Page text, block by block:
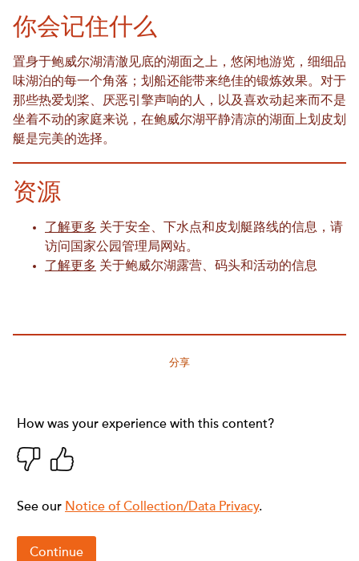
你会记住什么
置身于鲍威尔湖清澈见底的湖面之上，悠闲地游览，细细品
味湖泊的每一个角落；划船还能带来绝佳的锻炼效果。对于
那些热爱划桨、厌恶引擎声响的人，以及喜欢动起来而不是
坐着不动的家庭来说，在鲍威尔湖平静清凉的湖面上划皮划
艇是完美的选择。
资源
了解更多 关于安全、下水点和皮划艇路线的信息，请
访问国家公园管理局网站。
了解更多 关于鲍威尔湖露营、码头和活动的信息
分享